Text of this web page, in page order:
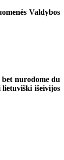
Valdybos
nurodome du
išeivijos